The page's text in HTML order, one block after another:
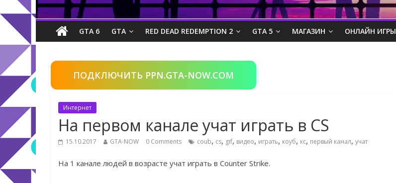
GTA 6 GTA RED DEAD REDEMPTION 2 GTA 5 МАГАЗИН ОНЛАЙН ИГРЫ
ПОДКЛЮЧИТЬ PPN.GTA-NOW.COM
Интернет
На первом канале учат играть в CS
15.10.2017 GTA-NOW 0 Comments coub, cs, gif, видео, играть, коуб, кс, первый канал, учат
На 1 канале людей в возрасте учат играть в Counter Strike.